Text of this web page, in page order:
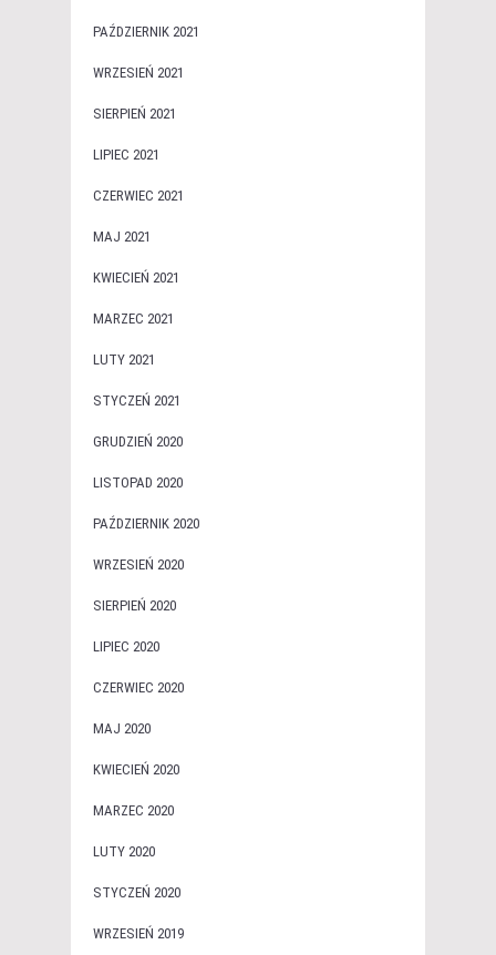
PAŹDZIERNIK 2021
WRZESIEŃ 2021
SIERPIEŃ 2021
LIPIEC 2021
CZERWIEC 2021
MAJ 2021
KWIECIEŃ 2021
MARZEC 2021
LUTY 2021
STYCZEŃ 2021
GRUDZIEŃ 2020
LISTOPAD 2020
PAŹDZIERNIK 2020
WRZESIEŃ 2020
SIERPIEŃ 2020
LIPIEC 2020
CZERWIEC 2020
MAJ 2020
KWIECIEŃ 2020
MARZEC 2020
LUTY 2020
STYCZEŃ 2020
WRZESIEŃ 2019